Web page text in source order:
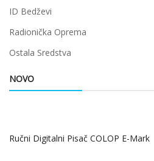
ID Bedževi
Radionička Oprema
Ostala Sredstva
NOVO
Ručni Digitalni Pisač COLOP E-Mark